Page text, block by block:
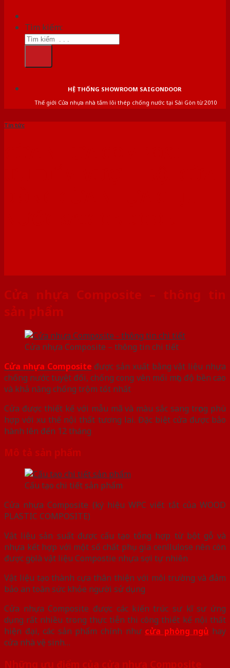
Tìm kiếm:
HỆ THỐNG SHOWROOM SAIGONDOOR
Thế giới Cửa nhựa nhà tắm lõi thép chống nước tại Sài Gòn từ 2010
Tin tức
Cửa nhựa Composite – thông tin
sản phẩm
Cửa nhựa Composite – thông tin chi tiết
Cửa nhựa Composite được sản xuất bằng vật liệu nhựa
chống nước tuyệt đối, chống cong vên mối mọt, độ bền cao
và khả năng chống trộm tốt nhất
Cửa được thiết kế với mẫu mã và màu sắc sang trọng phù
hợp với xu thế nội thất tương lai. Đặc biệt cửa được bảo
hành lên đến 12 tháng
Mô tả sản phẩm
Cấu tạo chi tiết sản phẩm
Cửa nhựa Composite (ký hiệu WPC viết tắt của WOOD
PLASTIC COMPOSITE)
Vật liệu sản suất được cấu tạo tổng hợp từ bột gỗ và
nhựa kết hợp với một số chất phụ gia cenllulose nên còn
được gọi là vật liệu Compostie nhựa sợi tự nhiên
Vật liệu tạo thành cựa thân thiện với môi trường và đảm
bảo an toàn sức khỏe người sử dụng
Cửa nhựa Composite được các kiến trúc sư kĩ sư ứng
dụng rất nhiều trong thực tiễn thi công thiết kế nội thất
hiện đại, các sản phẩm chính như cửa phòng ngủ hay
cửa nhà vệ sinh…
Những ưu điểm của cửa nhựa Composite